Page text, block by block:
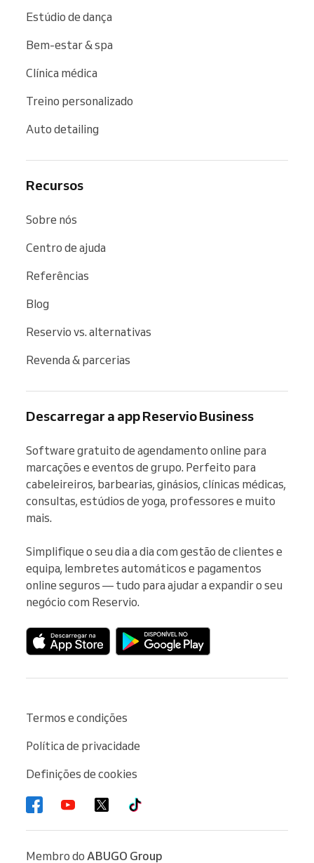
Estúdio de dança
Bem-estar & spa
Clínica médica
Treino personalizado
Auto detailing
Recursos
Sobre nós
Centro de ajuda
Referências
Blog
Reservio vs. alternativas
Revenda & parcerias
Descarregar a app Reservio Business
Software gratuito de agendamento online para
marcações e eventos de grupo. Perfeito para
cabeleireiros, barbearias, ginásios, clínicas médicas,
consultas, estúdios de yoga, professores e muito
mais.
Simplifique o seu dia a dia com gestão de clientes e
equipa, lembretes automáticos e pagamentos
online seguros — tudo para ajudar a expandir o seu
negócio com Reservio.
Termos e condições
Política de privacidade
Definições de cookies
Membro do ABUGO Group